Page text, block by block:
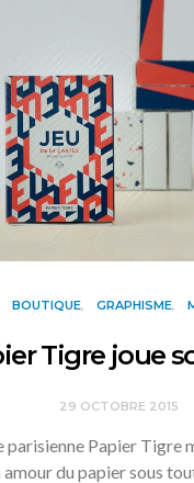
BOUTIQUE GRAPHISME
Tigre joue
29 OCTOBRE 2015
parisienne Papier Tigre
amour du papier sous